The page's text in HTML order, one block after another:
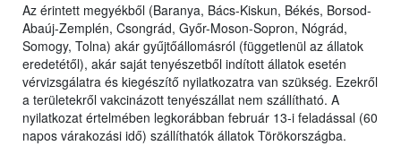
Az érintett megyékből (Baranya, Bács-Kiskun, Békés, Borsod-
Abaúj-Zemplén, Csongrád, Győr-Moson-Sopron, Nógrád,
Somogy, Tolna) akár gyűjtőállomásról (függetlenül az állatok
eredetétől), akár saját tenyészetből indított állatok esetén
vérvizsgálatra és kiegészítő nyilatkozatra van szükség. Ezekről
a területekről vakcinázott tenyészállat nem szállítható. A
nyilatkozat értelmében legkorábban február 13-i feladással (60
napos várakozási idő) szállíthatók állatok Törökországba.